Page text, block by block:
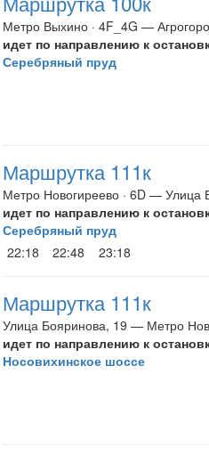
Метро Выхино · 4F_4G —
идет по направлению к
Серебряный пруд
Маршрутка 111к
Метро Новогиреево · 6D — Улица
идет по направлению к
Серебряный пруд
22:18
22:48 23:18
Маршрутка 111к
Улица Бояринова, 19 — Метро
идет по направлению к
Носовихинское шоссе